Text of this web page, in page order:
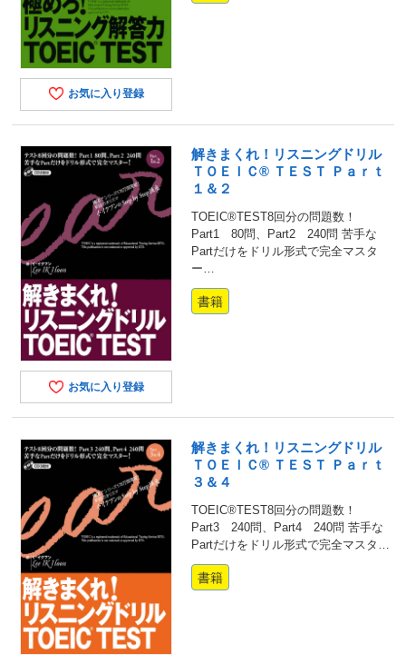
お気に入り登録
お気に入り登録
解きまくれ！リスニングドリル
ＴＯＥＩＣ® ＴＥＳＴ Ｐａｒｔ
１＆２
TOEIC®TEST8回分の問題数！
Part1 80問、Part2 240問 苦手な
Partだけをドリル形式で完全マスタ
ー…
書籍
解きまくれ！リスニングドリル
ＴＯＥＩＣ® ＴＥＳＴ Ｐａｒｔ
３＆４
TOEIC®TEST8回分の問題数！
Part3 240問、Part4 240問 苦手な
Partだけをドリル形式で完全マスタ…
書籍